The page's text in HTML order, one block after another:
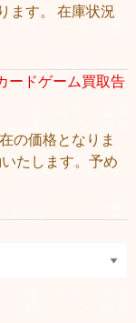
ます。 在庫状況
ードゲーム買取告
価格となりま
たします。予め